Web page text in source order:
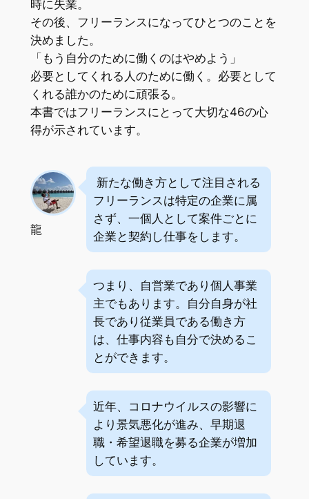
時に失業。
その後、フリーランスになってひとつのことを
決めました。
「もう自分のために働くのはやめよう」
必要としてくれる人のために働く。必要として
くれる誰かのために頑張る。
本書ではフリーランスにとって大切な46の心
得が示されています。
龍
新たな働き方として注目される
フリーランスは特定の企業に属
さず、一個人として案件ごとに
企業と契約し仕事をします。
つまり、自営業であり個人事業
主でもあります。自分自身が社
長であり従業員である働き方
は、仕事内容も自分で決めるこ
とができます。
近年、コロナウイルスの影響に
より景気悪化が進み、早期退
職・希望退職を募る企業が増加
しています。